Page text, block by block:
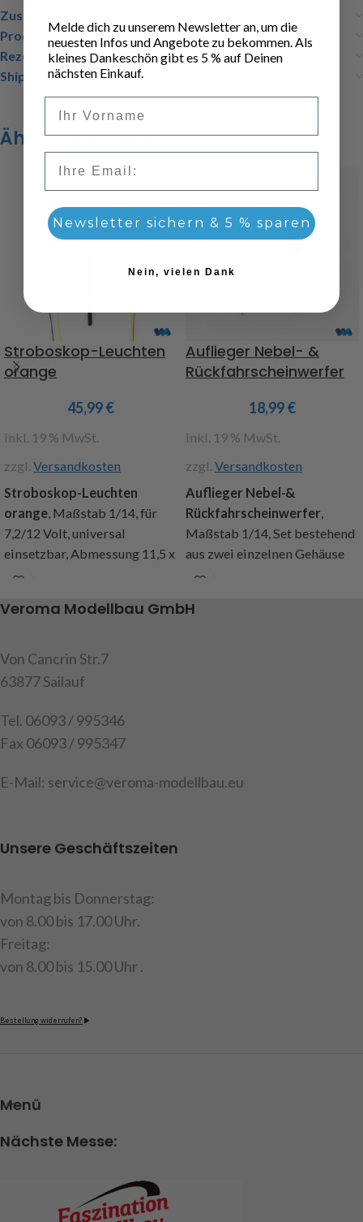
Zusätzliche Informationen
Produktsicherheit
Rezensionen (0)
Shipping & Delivery
Ähnliche Produkte
Stroboskop-Leuchten
orange
45,99€
inkl. 19 % MwSt.
zzgl. Versandkosten
Stroboskop-Leuchten
orange , Maßstab 1/14, für
7,2/12 Volt, universal
einsetzbar, Abmessung 11,5 x
4,5 x 2,5 mm, Kabellänge ca.
Leuchten orange, 1
Achtung !Nicht geeignet für
die MFC von Tamiya
Achtung !Nicht für Kinder
Auflieger Nebel- &
Rückfahrscheinwerfer
18,99€
inkl. 19 % MwSt.
zzgl. Versandkosten
Auflieger Nebel-&
Rückfahrscheinwerfer
Maßstab 1/14, Set bestehend
aus zwei einzelnen Gehäuse
aus Aluminium, je 1 Glas klar
Birnchen beleuchtbar, das
Veroma Modellbau GmbH
Von Cancrin Str.7
63877 Sailauf
Tel. 06093 / 995346
Fax 06093 / 995347
E-Mail: service@veroma-modellbau.eu
Unsere Geschäftszeiten
Montag bis Donnerstag:
von 8.00 bis 17.00 Uhr.
Freitag:
von 8.00 bis 15.00 Uhr .
Bestellung widerrufen?
Menü
Nächste Messe:
Melde dich zu unserem Newsletter an, um die
neuesten Infos und Angebote zu bekommen. Als
kleines Dankeschön gibt es 5 % auf Deinen
nächsten Einkauf.
Newsletter sichern & 5 % sparen
Nein, vielen Dank